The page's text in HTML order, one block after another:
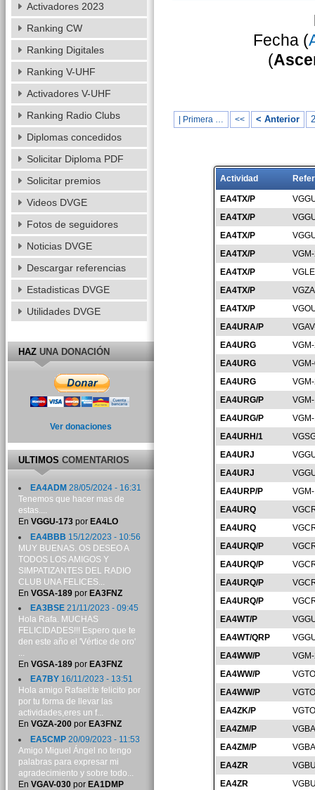
Fecha (
(
| Primera … << < Anterior
Actividad
EA4TX/P
EA4TX/P
EA4TX/P
EA4TX/P
EA4TX/P
EA4TX/P
EA4TX/P
EA4URA/P
EA4URG
EA4URG
EA4URG
EA4URG/P
EA4URG/P
EA4URH/1
EA4URJ
EA4URJ
EA4URP/P
EA4URQ
EA4URQ
EA4URQ/P
EA4URQ/P
EA4URQ/P
EA4URQ/P
EA4WT/P
EA4WT/QRP
EA4WW/P
EA4WW/P
EA4WW/P
EA4ZK/P
EA4ZM/P
EA4ZM/P
EA4ZR
EA4ZR
Activadores 2023
Ranking CW
Ranking Digitales
Ranking V-UHF
Activadores V-UHF
Ranking Radio Clubs
Diplomas concedidos
Solicitar Diploma PDF
Solicitar premios
Videos DVGE
Fotos de seguidores
Noticias DVGE
Descargar referencias
Estadisticas DVGE
Utilidades DVGE
HAZUNA DONACIÓN
Ver donaciones
ULTIMOSCOMENTARIOS
EA4ADM 28/05/2024 - 16:31
Tenemos que hacer mas de
estas....
En VGGU-173por EA4LO
EA4BBB 15/12/2023 - 10:56
MUY BUENAS. OS DESEO A
TODOS LOS AMIGOS Y
SIMPATIZANTES DEL RADIO
CLUB UNA FELICES...
En VGSA-189por EA3FNZ
EA3BSE21/11/2023 - 09:45
Hola Rafa. MUCHAS
FELICIDADES!!! Espero que te
den este año el 'Vértice de oro'
...
En VGSA-189por EA3FNZ
EA7BY16/11/2023 - 13:51
Hola amigo Rafael:te felicito por
por tu forma de llevar las
actividades,eres un f...
En VGZA-200por EA3FNZ
EA5CMP20/09/2023 - 11:53
Amigo Miguel Ángel no tengo
palabras para expresar mi
agradecimiento y sobre todo...
En VGAV-030por EA1DMP